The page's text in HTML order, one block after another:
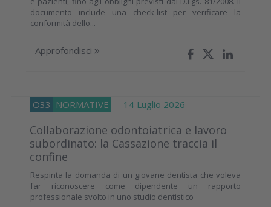
documento include una check-list per verificare la
conformità dello...
Approfondisci
O33 NORMATIVE 14 Luglio 2026
Collaborazione odontoiatrica e lavoro
subordinato: la Cassazione traccia il
confine
Respinta la domanda di un giovane dentista che voleva
far riconoscere come dipendente un rapporto
professionale svolto in uno studio dentistico